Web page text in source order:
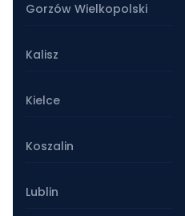
Gorzów Wielkopolski
Kalisz
Kielce
Koszalin
Lublin